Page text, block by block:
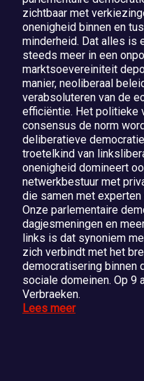
zichtbaar met
onenigheid binnen en
minderheid. Dat alles is
steeds meer in een
marktsoevereiniteit
manier, neoliberaal
verabsoluteren van de
efficiëntie. Het politieke
consensus de norm
deliberatieve
troetelkind van
onenigheid domineert
netwerkbestuur met
die samen met
Onze parlementaire
dagjesmeningen en
links is dat synoniem
zich verbindt met het
democratisering binnen
sociale domeinen. Op 9
Verbraeken.
Lees meer